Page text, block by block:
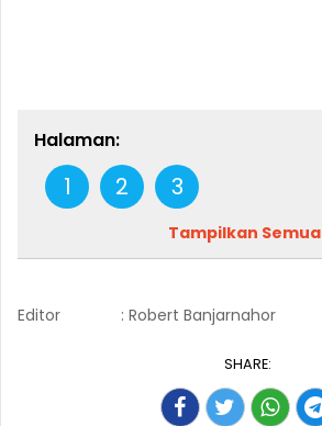
Halaman:
1 2 3
Tampilkan Semua
Editor : Robert Banjarnahor
SHARE: